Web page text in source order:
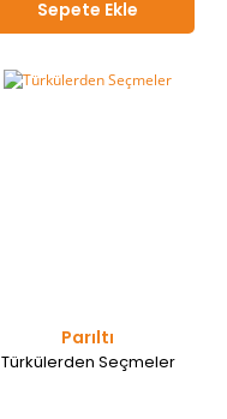
Sepete Ekle
Parıltı
Türkülerden Seçmeler